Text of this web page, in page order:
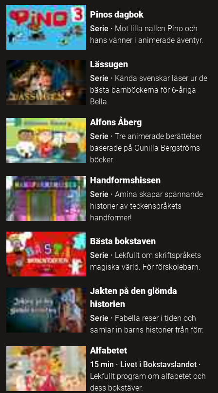
Pinos dagbok
Serie · Möt lilla nallen Pino och
hans vänner i animerade äventyr.
Lässugen
Serie · Kända svenskar läser ur de
bästa barnböckerna för 6-åriga
Bella.
Alfons Åberg
Serie · Tre animerade berättelser
baserade på Gunilla Bergströms
böcker.
Handformshissen
Serie · Amina skapar spännande
historier av teckenspråkets
handformer!
Bästa bokstaven
Serie · Lekfullt om skriftspråkets
magiska värld. För förskolebarn.
Jakten på den glömda
historien
Serie · Fabella reser i tiden och
samlar in barns historier från förr.
Alfabetet
15 min · Livet i Bokstavslandet·
Lekfullt program om alfabetet och
dess bokstäver.